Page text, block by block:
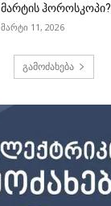
მარტის ჰოროსკოპი?
მარტი 11, 2026
გამოძახება